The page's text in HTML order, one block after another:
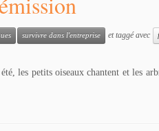
survivre dans l'entreprise et taggé avec
oiseaux chantent et les arbres